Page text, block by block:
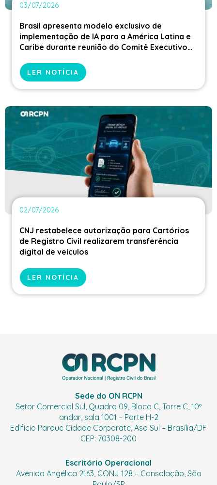
03/07/2026
Brasil apresenta modelo exclusivo de
implementação de IA para a América Latina e
Caribe durante reunião do Comitê Executivo
LER NOTÍCIA
02/07/2026
CNJ restabelece autorização para Cartórios
de Registro Civil realizarem transferência
digital de veículos
LER NOTÍCIA
Sede do ON RCPN
Setor Comercial Sul, Quadra 09, Bloco C, Torre C, 10º
andar, sala 1001 – Parte H-2
Edifício Parque Cidade Corporate, Asa Sul – Brasília/DF
CEP: 70308-200
Escritório Operacional
Avenida Angélica 2163, CONJ 128 – Consolação, São